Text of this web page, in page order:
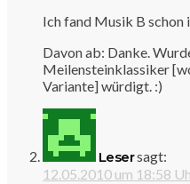
Ich fand Musik B schon
Davon ab: Danke.
Meilensteinklassiker
Variante] würdigt. :)
Lesersagt:
12.05.2010 um 18:58